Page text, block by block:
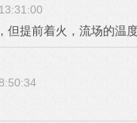
但提前着火，流场的温